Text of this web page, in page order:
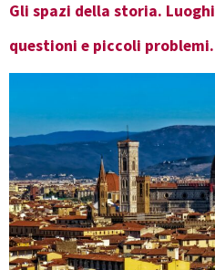
Gli spazi della storia.
questioni e piccoli problemi.